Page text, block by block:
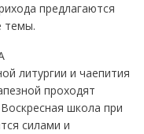
предлагаются
темы.
литургии и чаепития
проходят
Воскресная школа при
силами и